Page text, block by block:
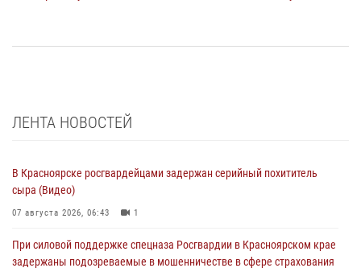
ЛЕНТА НОВОСТЕЙ
В Красноярске росгвардейцами задержан серийный похититель
сыра (Видео)
07 августа 2026, 06:43 1
При силовой поддержке спецназа Росгвардии в Красноярском крае
задержаны подозреваемые в мошенничестве в сфере страхования